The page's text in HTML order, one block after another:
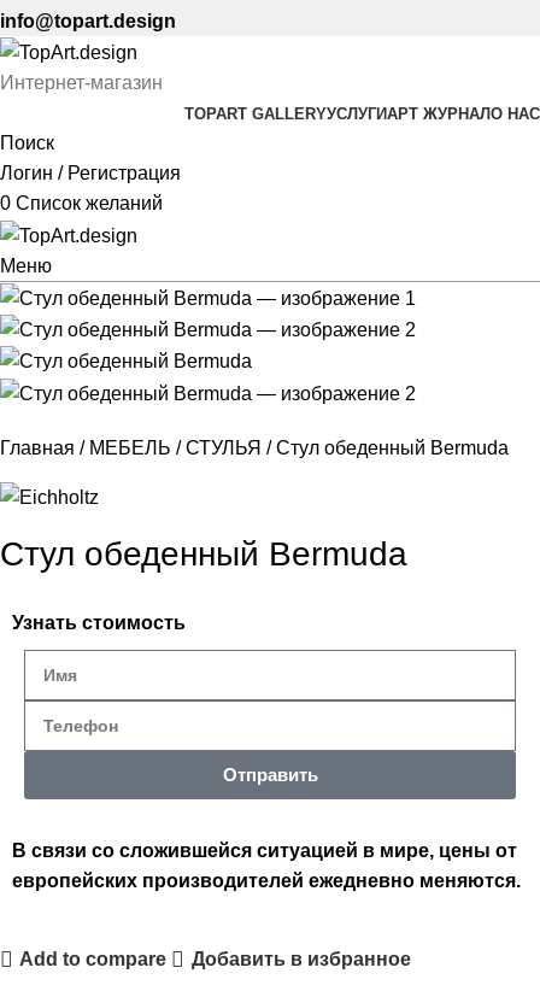
info@topart.design
Интернет-магазин
TOPART GALLERYУСЛУГИАРТ ЖУРНАЛО НАС
Поиск
Логин / Регистрация
0 Список желаний
Меню
Главная МЕБЕЛЬ СТУЛЬЯ Стул обеденный Bermuda
Стул обеденный Bermuda
Узнать стоимость
Отправить
В связи со сложившейся ситуацией в мире, цены от
европейских производителей ежедневно меняются.
Add to compare Добавить в избранное